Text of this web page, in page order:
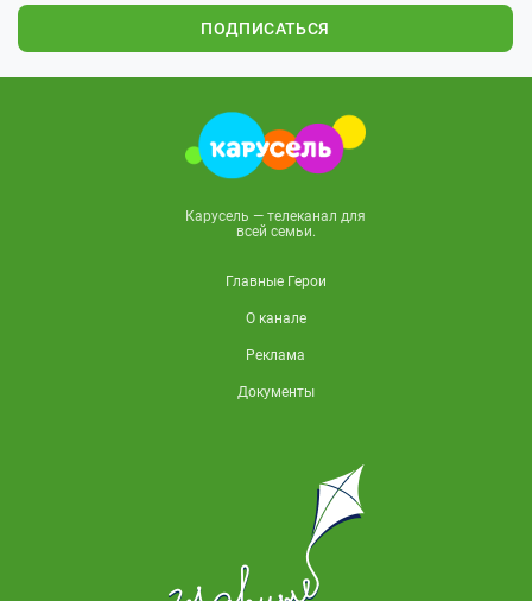
ПОДПИСАТЬСЯ
Карусель — телеканал для
всей семьи.
Главные Герои
О канале
Реклама
Документы